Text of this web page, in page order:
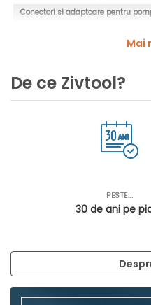
Conectori si adaptoare pentru
Cartuse filtrante pentru pompe
Mai
De ce Zivtool?
PESTE...
30 de ani pe